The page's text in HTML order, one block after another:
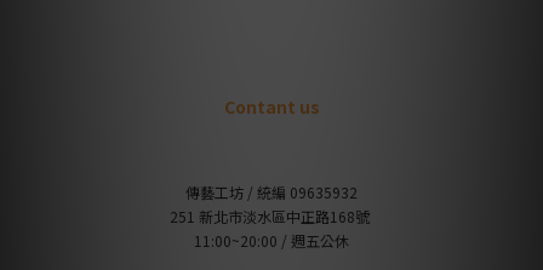
Contant us
傳藝工坊 / 統編 09635932
251 新北市淡水區中正路168號
11:00~20:00 / 週五公休